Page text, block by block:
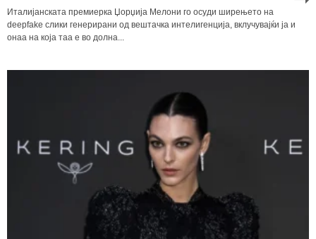
Италијанската премиерка Џорџија Мелони го осуди ширењето на
deepfake слики генерирани од вештачка интелигенција, вклучувајќи ја и
онаа на која таа е во долна...